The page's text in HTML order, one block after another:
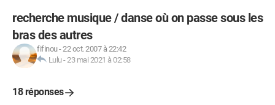
recherche musique / danse où on passe sous les
bras des autres
fifinou-22 oct. 2007 à 22:42
Lulu-23 mai 2021 à 02:58
18 réponses